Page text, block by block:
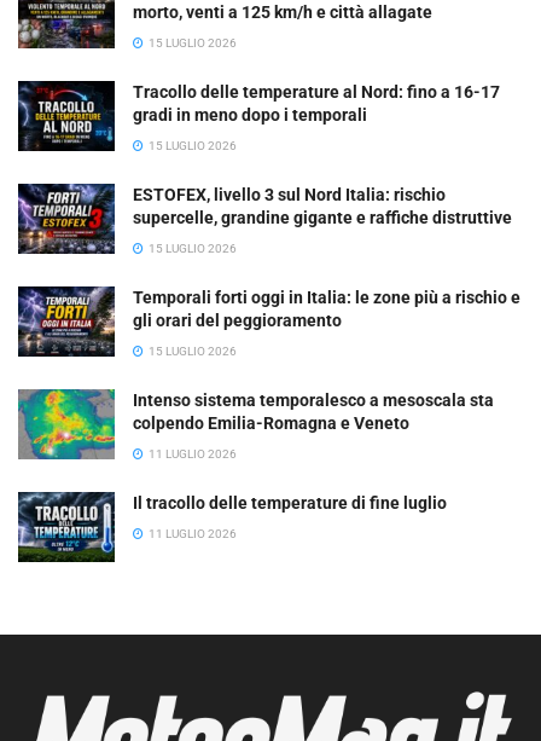
morto, venti a 125 km/h e città allagate
15 LUGLIO 2026
Tracollo delle temperature al Nord: fino a 16-17
gradi in meno dopo i temporali
15 LUGLIO 2026
ESTOFEX, livello 3 sul Nord Italia: rischio
supercelle, grandine gigante e raffiche distruttive
15 LUGLIO 2026
Temporali forti oggi in Italia: le zone più a rischio e
gli orari del peggioramento
15 LUGLIO 2026
Intenso sistema temporalesco a mesoscala sta
colpendo Emilia-Romagna e Veneto
11 LUGLIO 2026
Il tracollo delle temperature di fine luglio
11 LUGLIO 2026